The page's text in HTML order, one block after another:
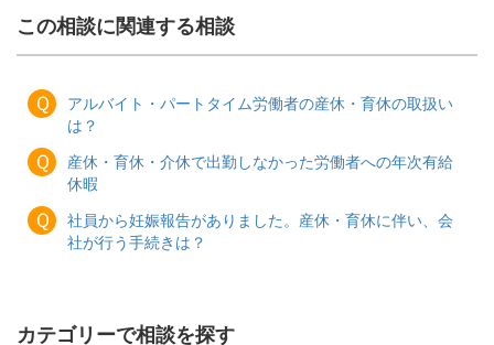
この相談に関連する相談
Ｑ
アルバイト・パートタイム労働者の産休・育休の取扱い
は？
Ｑ
産休・育休・介休で出勤しなかった労働者への年次有給
休暇
Ｑ
社員から妊娠報告がありました。産休・育休に伴い、会
社が行う手続きは？
カテゴリーで相談を探す